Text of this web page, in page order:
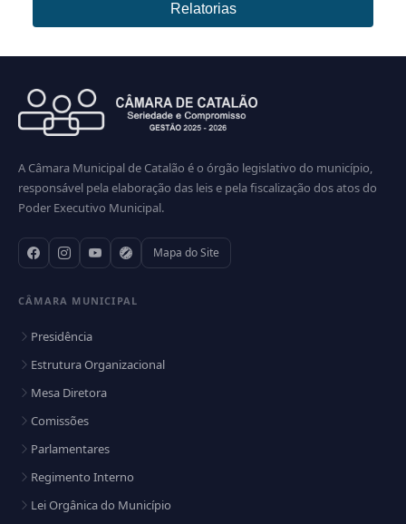
Relatorias
A Câmara Municipal de Catalão é o órgão legislativo do município,
responsável pela elaboração das leis e pela fiscalização dos atos do
Poder Executivo Municipal.
Mapa do Site
CÂMARA MUNICIPAL
Presidência
Estrutura Organizacional
Mesa Diretora
Comissões
Parlamentares
Regimento Interno
Lei Orgânica do Município